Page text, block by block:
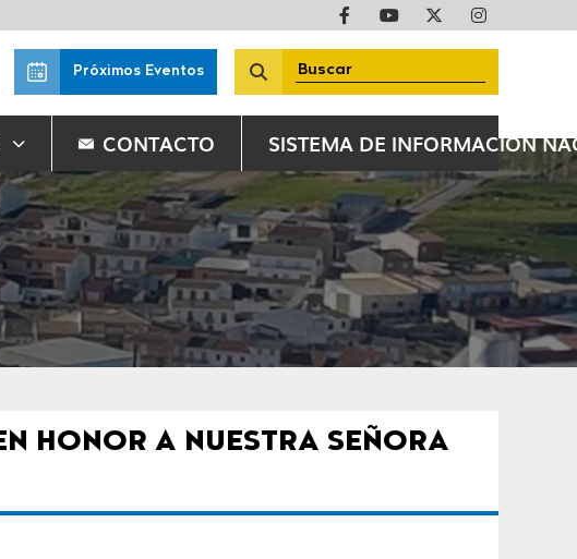
Próximos Eventos
CONTACTO SISTEMA DE INFORMACIÓN
HONOR A NUESTRA SEÑORA